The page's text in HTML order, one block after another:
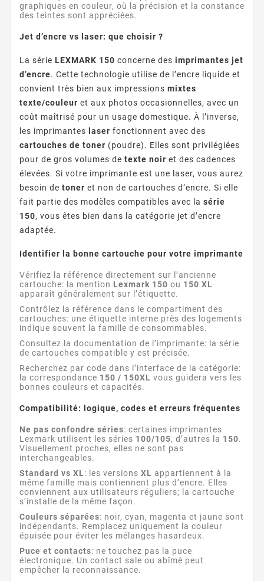
graphiques en couleur, où la précision et la constance
des teintes sont appréciées.
Jet d’encre vs laser: que choisir ?
La série LEXMARK 150 concerne des imprimantes jet
d’encre. Cette technologie utilise de l’encre liquide et
convient très bien aux impressions mixtes
texte/couleur et aux photos occasionnelles, avec un
coût maîtrisé pour un usage domestique. À l’inverse,
les imprimantes
laser fonctionnent avec des
cartouches de toner (poudre). Elles sont privilégiées
pour de gros volumes de texte noir et des cadences
élevées. Si votre imprimante est une laser, vous aurez
besoin de toner et non de cartouches d’encre. Si elle
fait partie des modèles compatibles avec la série
150, vous êtes bien dans la catégorie jet d’encre
adaptée.
Identifier la bonne cartouche pour votre imprimante
Vérifiez la référence directement sur l’ancienne
cartouche: la mention Lexmark 150 ou 150 XL
apparaît généralement sur l’étiquette.
Contrôlez la référence dans le compartiment des
cartouches: une étiquette interne près des logements
indique souvent la famille de consommables.
Consultez la documentation de l’imprimante: la série
de cartouches compatible y est précisée.
Recherchez par code dans l’interface de la catégorie:
la correspondance 150 / 150XL vous guidera vers les
bonnes couleurs et capacités.
Compatibilité: logique, codes et erreurs fréquentes
Ne pas confondre séries: certaines imprimantes
Lexmark utilisent les séries 100/105, d’autres la 150.
Visuellement proches, elles ne sont pas
interchangeables.
Standard vs XL: les versions XL appartiennent à la
même famille mais contiennent plus d’encre. Elles
conviennent aux utilisateurs réguliers; la cartouche
s’installe de la même façon.
Couleurs séparées: noir, cyan, magenta et jaune sont
indépendants. Remplacez uniquement la couleur
épuisée pour éviter les mélanges hasardeux.
Puce et contacts: ne touchez pas la puce
électronique. Un contact sale ou abîmé peut
empêcher la reconnaissance.